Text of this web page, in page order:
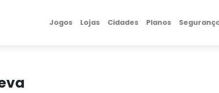
Jogos Lojas Cidades Planos